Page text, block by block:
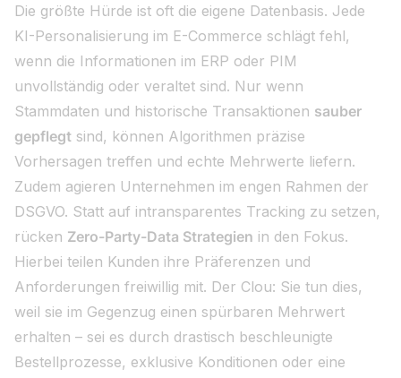
Die größte Hürde ist oft die eigene Datenbasis. Jede
KI-Personalisierung im E-Commerce schlägt fehl,
wenn die Informationen im ERP oder PIM
unvollständig oder veraltet sind. Nur wenn
Stammdaten und historische Transaktionen sauber
gepflegt sind, können Algorithmen präzise
Vorhersagen treffen und echte Mehrwerte liefern.
Zudem agieren Unternehmen im engen Rahmen der
DSGVO. Statt auf intransparentes Tracking zu setzen,
rücken Zero-Party-Data Strategien in den Fokus.
Hierbei teilen Kunden ihre Präferenzen und
Anforderungen freiwillig mit. Der Clou: Sie tun dies,
weil sie im Gegenzug einen spürbaren Mehrwert
erhalten – sei es durch drastisch beschleunigte
Bestellprozesse, exklusive Konditionen oder eine